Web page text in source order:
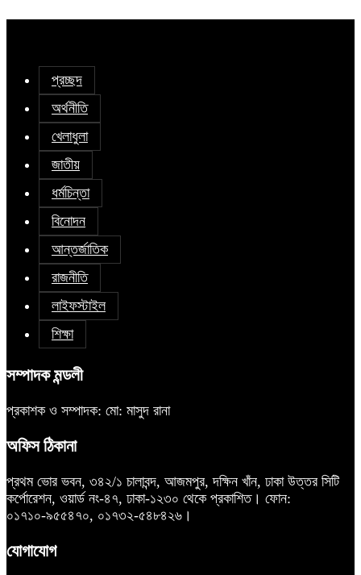
প্রচ্ছদ
অর্থনীতি
খেলাধুলা
জাতীয়
ধর্মচিন্তা
বিনোদন
আন্তর্জাতিক
রাজনীতি
লাইফস্টাইল
শিক্ষা
সম্পাদক মন্ডলী
প্রকাশক ও সম্পাদক: মো: মাসুদ রানা
অফিস ঠিকানা
প্রথম ভোর ভবন, ৩৪২/১ চালাবন্দ, আজমপুর, দক্ষিন খাঁন, ঢাকা উত্তর সিটি
কর্পোরেশন, ওয়ার্ড নং-৪৭, ঢাকা-১২৩০ থেকে প্রকাশিত। ফোন:
০১৭১০-৯৫৫৪৭০, ০১৭৩২-৫৪৮৪২৬।
যোগাযোগ